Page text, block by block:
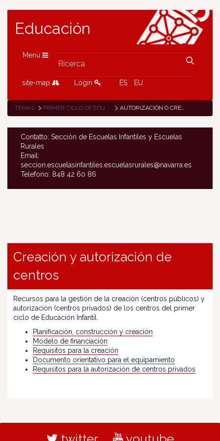
Educación
Menù
site-map Login ES EU
TEMAS PRIMER CICLO DE EDUCACIÓN INFANTIL (0-3 AÑOS) AUTORIZACIÓN O CREACIÓN DE CENTROS
Contatto: Sección de Escuelas Infantiles y Escuelas
Rurales
Email:
seccion.escuelasinfantiles.escuelasrurales@navarra.es
Telefono: 848 42 60 86
Creación y autorización de
centros
Recursos para la gestión de la creación (centros públicos) y
autorización (centros privados) de los centros del primer
ciclo de Educación Infantil.
Planificación, construcción y creación
Modelo de financiación
Requisitos para la creación
Documento orientativo para el equipamiento
Requisitos para la autorización de centros privados